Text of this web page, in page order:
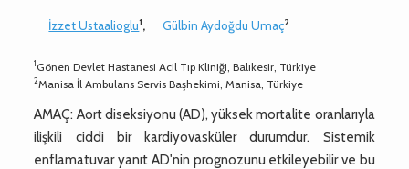
İzzet Ustaalioglu1, Gülbin Aydoğdu Umaç2
1Gönen Devlet Hastanesi Acil Tıp Kliniği, Balıkesir, Türkiye
2Manisa İl Ambulans Servis Başhekimi, Manisa, Türkiye
AMAÇ: Aort diseksiyonu (AD), yüksek mortalite oranlarıyla
ilişkili ciddi bir kardiyovasküler durumdur. Sistemik
enflamatuvar yanıt AD'nin prognozunu etkileyebilir ve bu